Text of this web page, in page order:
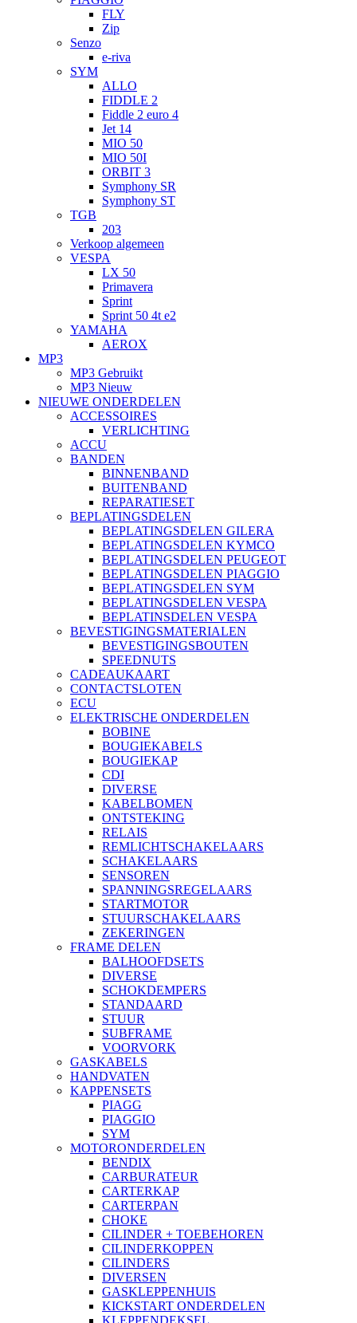
FLY
Zip
Senzo
e-riva
SYM
ALLO
FIDDLE 2
Fiddle 2 euro 4
Jet 14
MIO 50
MIO 50I
ORBIT 3
Symphony SR
Symphony ST
TGB
203
Verkoop algemeen
VESPA
LX 50
Primavera
Sprint
Sprint 50 4t e2
YAMAHA
AEROX
MP3
MP3 Gebruikt
MP3 Nieuw
NIEUWE ONDERDELEN
ACCESSOIRES
VERLICHTING
ACCU
BANDEN
BINNENBAND
BUITENBAND
REPARATIESET
BEPLATINGSDELEN
BEPLATINGSDELEN GILERA
BEPLATINGSDELEN KYMCO
BEPLATINGSDELEN PEUGEOT
BEPLATINGSDELEN PIAGGIO
BEPLATINGSDELEN SYM
BEPLATINGSDELEN VESPA
BEPLATINSDELEN VESPA
BEVESTIGINGSMATERIALEN
BEVESTIGINGSBOUTEN
SPEEDNUTS
CADEAUKAART
CONTACTSLOTEN
ECU
ELEKTRISCHE ONDERDELEN
BOBINE
BOUGIEKABELS
BOUGIEKAP
CDI
DIVERSE
KABELBOMEN
ONTSTEKING
RELAIS
REMLICHTSCHAKELAARS
SCHAKELAARS
SENSOREN
SPANNINGSREGELAARS
STARTMOTOR
STUURSCHAKELAARS
ZEKERINGEN
FRAME DELEN
BALHOOFDSETS
DIVERSE
SCHOKDEMPERS
STANDAARD
STUUR
SUBFRAME
VOORVORK
GASKABELS
HANDVATEN
KAPPENSETS
PIAGG
PIAGGIO
SYM
MOTORONDERDELEN
BENDIX
CARBURATEUR
CARTERKAP
CARTERPAN
CHOKE
CILINDER + TOEBEHOREN
CILINDERKOPPEN
CILINDERS
DIVERSEN
GASKLEPPENHUIS
KICKSTART ONDERDELEN